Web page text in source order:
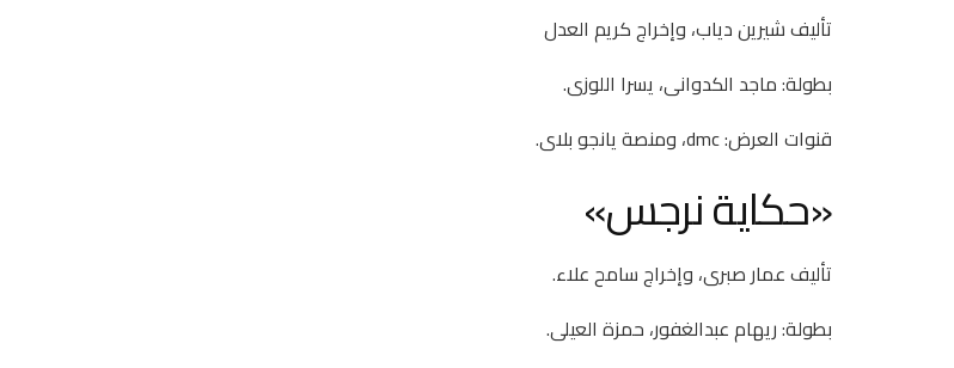
تأليف شيرين دياب، وإخراج كريم العدل
بطولة: ماجد الكدوانى، يسرا اللوزى.
قنوات العرض: dmc، ومنصة يانجو بلاى.
«حكاية نرجس»
تأليف عمار صبرى، وإخراج سامح علاء.
بطولة: ريهام عبدالغفور، حمزة العيلى.